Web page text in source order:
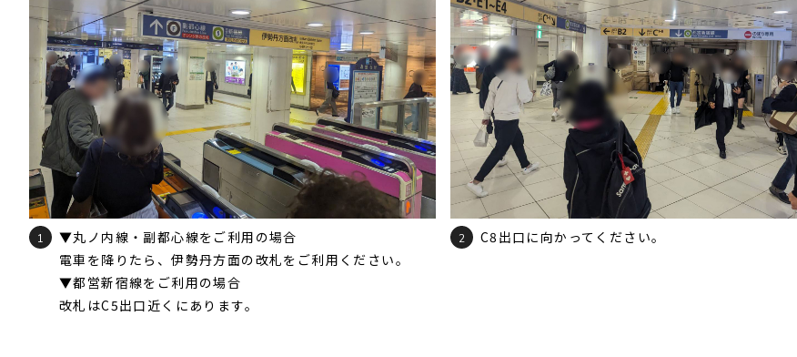
1
▼丸ノ内線・副都心線をご利用の場合
電車を降りたら、伊勢丹方面の改札をご利用ください。
▼都営新宿線をご利用の場合
改札はC5出口近くにあります。
2 C8出口に向かってください。